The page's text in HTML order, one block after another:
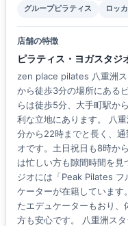
グループピラティス
ロッ
店舗の特徴
ピラティス・ヨガスタジ
zen place pilates 八重洲
から徒歩3分の場所にある
らは徒歩5分、大手町駅か
利な立地にあります。 八
分から22時までと長く、
オです。土日祝日も8時か
は忙しい方も隙間時間を
ジオには「Peak Pilates フ
ケーターが在籍しています
たエデュケーターもおり
方も安心です。 八重洲ス